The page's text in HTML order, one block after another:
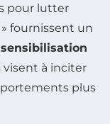
pour lutter
fournissent un
sensibilisation
visent à inciter
plus